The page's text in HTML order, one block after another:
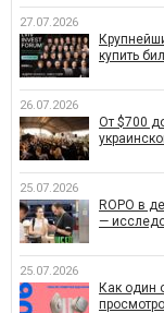
27.07.2026
купить
26.07.2026
От $700
25.07.2026
ROPO в
—
25.07.2026
Как один